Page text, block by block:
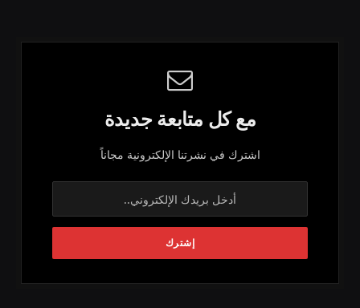
مع كل متابعة جديدة
اشترك في نشرتنا الإلكترونية مجاناً